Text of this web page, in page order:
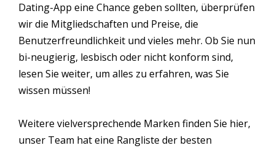
Dating-App eine Chance geben sollten, überprüfen
wir die Mitgliedschaften und Preise, die
Benutzerfreundlichkeit und vieles mehr. Ob Sie nun
bi-neugierig, lesbisch oder nicht konform sind,
lesen Sie weiter, um alles zu erfahren, was Sie
wissen müssen!
Weitere vielversprechende Marken finden Sie hier,
unser Team hat eine Rangliste der besten